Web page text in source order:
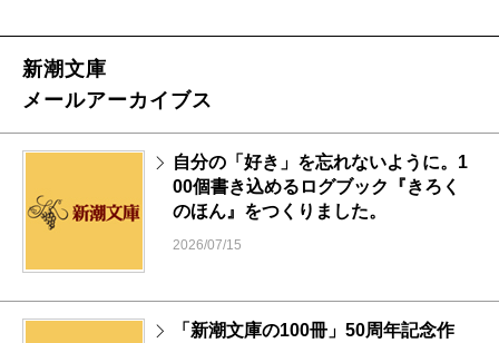
新潮文庫
メールアーカイブス
自分の「好き」を忘れないように。1
00個書き込めるログブック『きろく
のほん』をつくりました。
2026/07/15
「新潮文庫の100冊」50周年記念作